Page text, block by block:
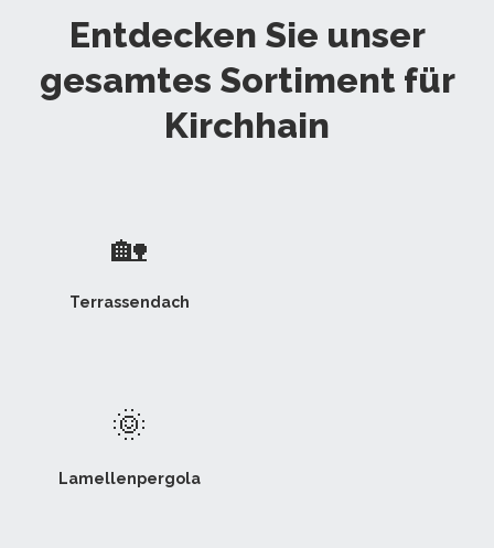
Entdecken Sie unser
gesamtes Sortiment für
Kirchhain
🏡
Terrassendach
🌞
Lamellenpergola